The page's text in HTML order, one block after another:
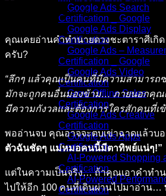
Google Ads Search
Certification _ Google
Google Ads Display
Certification
Google Ads –
Certification _ Google
Google Ads Video
Certification
Grow Offline Sales
Certification
Google Ads Creative
Certification
Google Ads Apps
Certification
AI-Powered Shopping
Certification
AI-Powered
Certification
คุณเคยอ่านคำทำนายดวงชะตาราศีเกิ
ครับ?
“ลึกๆ แล้วคุณเป็นคนที่มีความสามาร
มักจะถูกคนอื่นมองข้าม… ภายนอกคุณ
มีความกังวลและต้องการใครสักคนที่เ
พออ่านจบ คุณอาจจะตบเข่าฉาดแล้วบอ
ตัวฉันชัดๆ แม่หมอคนนี้มีตาทิพย์แน่ๆ!”
แต่ในความเป็นจริง… ถ้าคุณเอาคำทำ
ไปให้อีก 100 คนที่เดินผ่านไปมาอ่าน…